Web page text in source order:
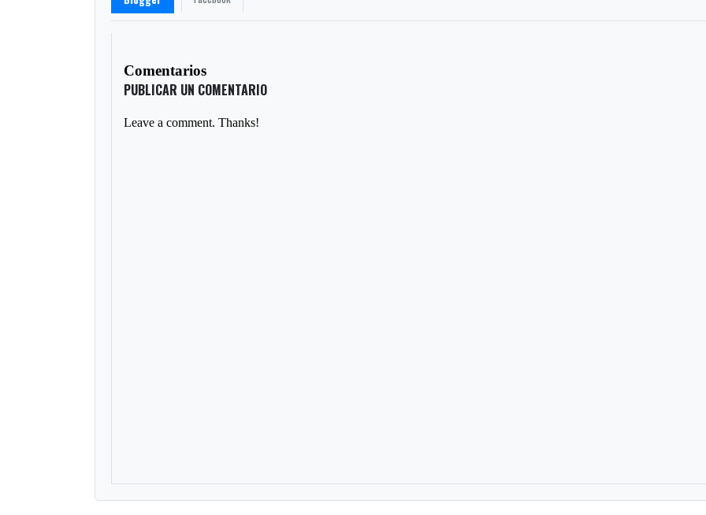
Comentarios
PUBLICAR UN COMENTARIO
Leave a comment. Thanks!